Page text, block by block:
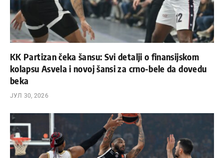
KK Partizan čeka šansu: Svi detalji o finansijskom
kolapsu Asvela i novoj šansi za crno-bele da dovedu
beka
ЈУЛ 30, 2026